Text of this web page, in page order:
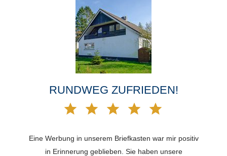
RUNDWEG ZUFRIEDEN!
Eine Werbung in unserem Briefkasten war mir positiv
in Erinnerung geblieben. Sie haben unsere